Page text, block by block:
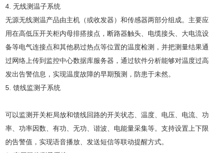
4. 无线测温子系统
无源无线测温产品由主机（或收发器）和传感器两部分组成。主要应
用在高低压开关柜内母排搭接点，断路器触头、电缆接头、大电流设
备等电气连接点和其他易过热点等位置的温度检测，并把测量结果通
过网络上传到监控中心数据库服务器，通过软件分析能够对温度过高
发出告警信息，实现温度故障的早期预测，防患于未然。
5. 馈线监测子系统
可以监测开关柜局放和馈线回路的开关状态、温度、电压、电流、功
率、功率因数、有功、无功、谐波、电能量采集等。支持设置上下限
的告警值，实现语音播放、发送短信等联动提醒方式。